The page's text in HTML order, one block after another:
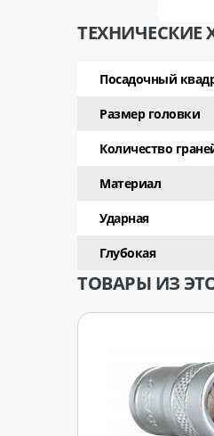
ТЕХНИЧЕСКИЕ
Посадочный
Размер головки
Количество
Материал
Ударная
Глубокая
ТОВАРЫ ИЗ